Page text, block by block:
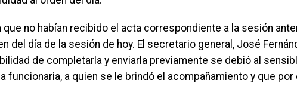
no habían recibido el acta correspondiente a la sesión
del día de la sesión de hoy. El secretario general, José
de completarla y enviarla previamente se debió al
funcionaria, a quien se le brindó el acompañamiento y que por